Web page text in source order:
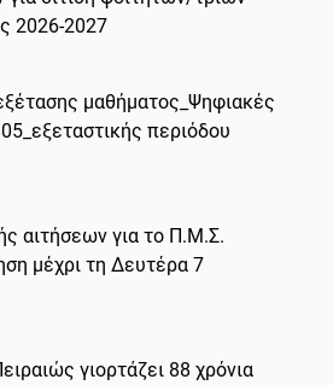
2026-2027
μαθήματος_Ψηφιακές
περιόδου
αιτήσεων για το Π.Μ.Σ.
μέχρι τη Δευτέρα 7
γιορτάζει 88 χρόνια